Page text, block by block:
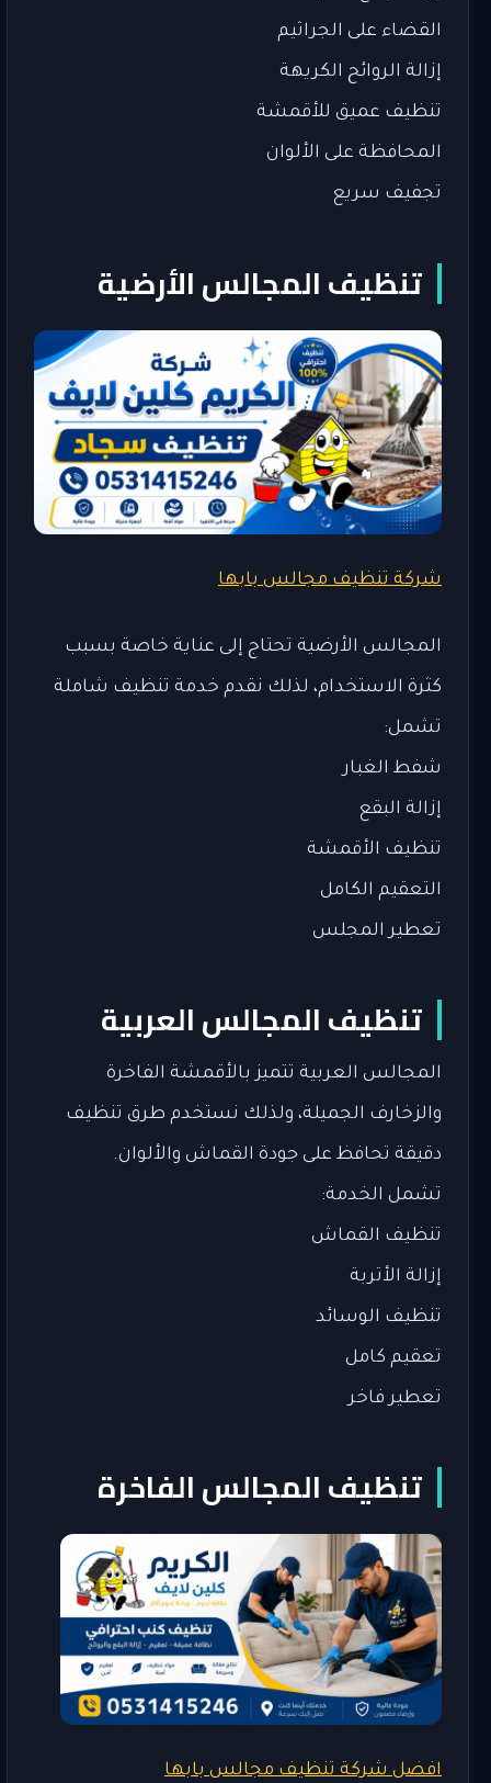
القضاء على الجراثيم
إزالة الروائح الكريهة
تنظيف عميق للأقمشة
المحافظة على الألوان
تجفيف سريع
تنظيف المجالس الأرضية
شركة تنظيف مجالس بابها
المجالس الأرضية تحتاج إلى عناية خاصة بسبب
كثرة الاستخدام، لذلك نقدم خدمة تنظيف شاملة
تشمل:
شفط الغبار
إزالة البقع
تنظيف الأقمشة
التعقيم الكامل
تعطير المجلس
تنظيف المجالس العربية
المجالس العربية تتميز بالأقمشة الفاخرة
والزخارف الجميلة، ولذلك نستخدم طرق تنظيف
دقيقة تحافظ على جودة القماش والألوان.
تشمل الخدمة:
تنظيف القماش
إزالة الأتربة
تنظيف الوسائد
تعقيم كامل
تعطير فاخر
تنظيف المجالس الفاخرة
افضل شركة تنظيف مجالس بابها